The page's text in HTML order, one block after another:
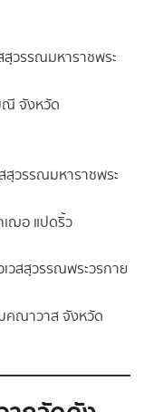
สุวรรณมหาราชพระ
ณี จังหวัด
สุวรรณมหาราชพระ
เฌอ แปดริ้ว
เวสสุวรรณพระวรกาย
คณาวาส จังหวัด